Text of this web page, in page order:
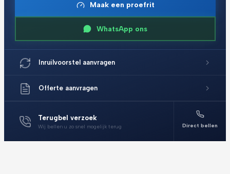
Maak een proefrit
WhatsApp ons
Inruilvoorstel aanvragen
Offerte aanvragen
Terugbel verzoek
Wij bellen u zo snel mogelijk terug Direct bellen